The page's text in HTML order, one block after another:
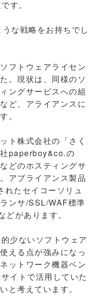
す。
な戦略をお持ちでし
フトウェアライセン
。現状は、同様のソ
ングサービスへの組
ど、アライアンスに
。
ト株式会社の「さく
paperboy&co.の
どのホスティングサ
アプライアンス製品
れたセイコーソリュ
ンサ/SSL/WAF標準
があります。
少ないソフトウェア
える点が強みになっ
ットワーク機器ベン
イトで活用していた
と考えています。